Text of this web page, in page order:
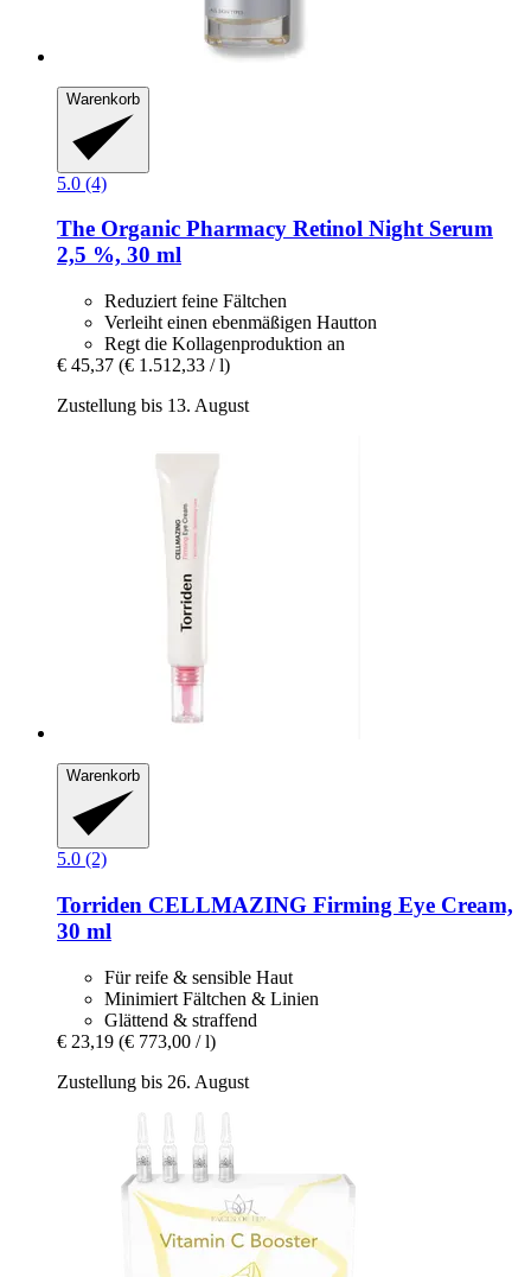
Warenkorb
5.0 (4)
The Organic Pharmacy Retinol Night Serum
2,5 %, 30 ml
Reduziert feine Fältchen
Verleiht einen ebenmäßigen Hautton
Regt die Kollagenproduktion an
€ 45,37 (€ 1.512,33 / l)
Zustellung bis 13. August
Warenkorb
5.0 (2)
Torriden CELLMAZING Firming Eye Cream,
30 ml
Für reife & sensible Haut
Minimiert Fältchen & Linien
Glättend & straffend
€ 23,19 (€ 773,00 / l)
Zustellung bis 26. August